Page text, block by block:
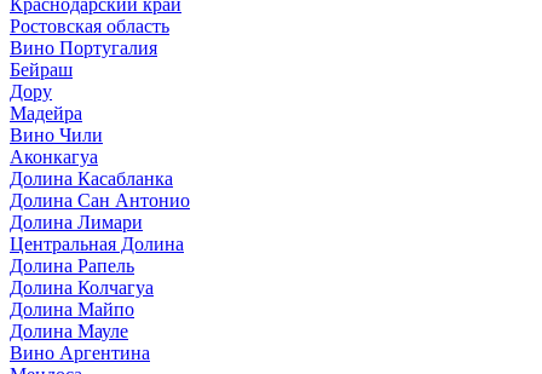
Ростовская область
Вино Португалия
Бейраш
Дору
Мадейра
Вино Чили
Аконкагуа
Долина Касабланка
Долина Сан Антонио
Долина Лимари
Центральная Долина
Долина Рапель
Долина Колчагуа
Долина Майпо
Долина Мауле
Вино Аргентина